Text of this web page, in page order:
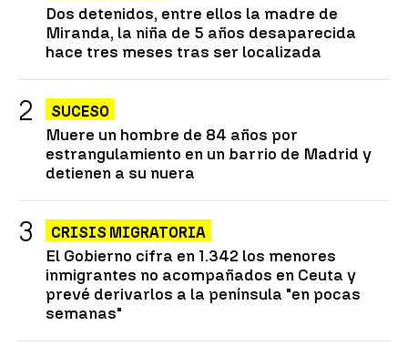
Dos detenidos, entre ellos la madre de
Miranda, la niña de 5 años desaparecida
hace tres meses tras ser localizada
SUCESO
Muere un hombre de 84 años por
estrangulamiento en un barrio de Madrid y
detienen a su nuera
CRISIS MIGRATORIA
El Gobierno cifra en 1.342 los menores
inmigrantes no acompañados en Ceuta y
prevé derivarlos a la península "en pocas
semanas"